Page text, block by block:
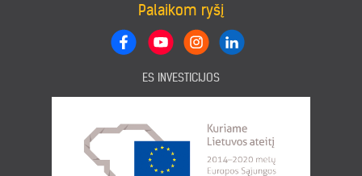
Palaikom ryšį
ES INVESTICIJOS